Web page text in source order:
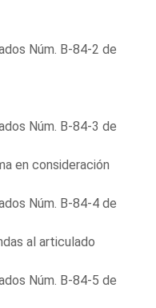
Núm. B-84-2 de
Núm. B-84-3 de
en consideración
Núm. B-84-4 de
al articulado
Núm. B-84-5 de